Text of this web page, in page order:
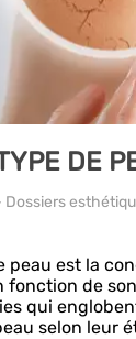
DE
Dossiers
peau est la
de
qui
selon leur